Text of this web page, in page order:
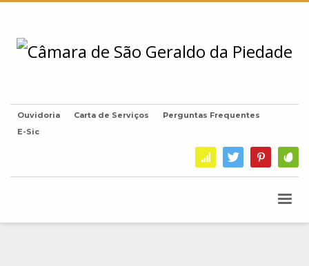
Ouvidoria Carta de Serviços
Perguntas Frequentes
E-Sic